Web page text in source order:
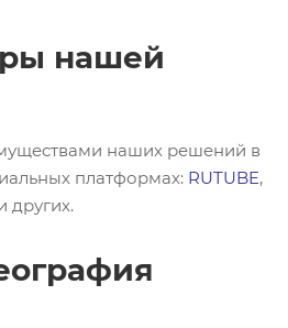
нашей
наших решений в
платформах: RUTUBE,
других.